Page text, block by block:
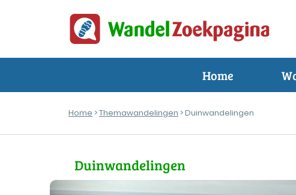
Home
Home >Themawandelingen > Duinwandelingen
Duinwandelingen